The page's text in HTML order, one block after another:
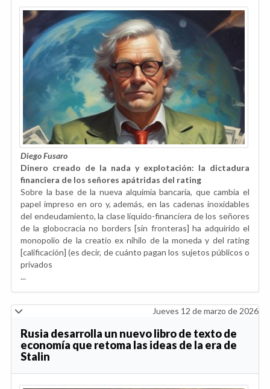
Diego Fusaro
Dinero creado de la nada y explotación: la dictadura
financiera de los señores apátridas del rating
Sobre la base de la nueva alquimia bancaria, que cambia el
papel impreso en oro y, además, en las cadenas inoxidables
del endeudamiento, la clase líquido-financiera de los señores
de la globocracia no borders [sin fronteras] ha adquirido el
monopolio de la creatio ex nihilo de la moneda y del rating
[calificación] (es decir, de cuánto pagan los sujetos públicos o
privados
...
Jueves 12 de marzo de 2026
Rusia desarrolla un nuevo libro de texto de
economía que retoma las ideas de la era de
Stalin